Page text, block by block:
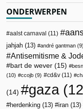
ONDERWERPEN
aalst carnaval (11)
jahjah (13) andré gantman (9)
Antisemitisme &
bart de wever (15)
(10)
ccojb (9) cd&v (11)
(14) gaza
herdenking (13) iran (13)